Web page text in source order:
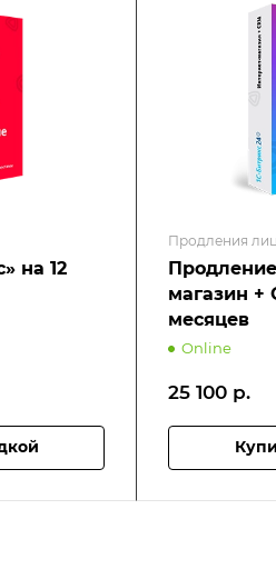
на 12
Продления
магазин +
месяцев
Online
25 100 р.